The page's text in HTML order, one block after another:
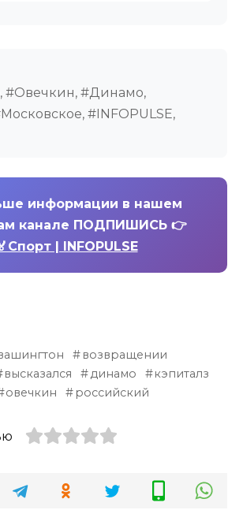
#Овечкин, #Динамо,
#INFOPULSE,
информации в нашем
канале ПОДПИШИСЬ 👉
| INFOPULSE
возвращении
высказался динамо
кэпиталз
овечкин российский